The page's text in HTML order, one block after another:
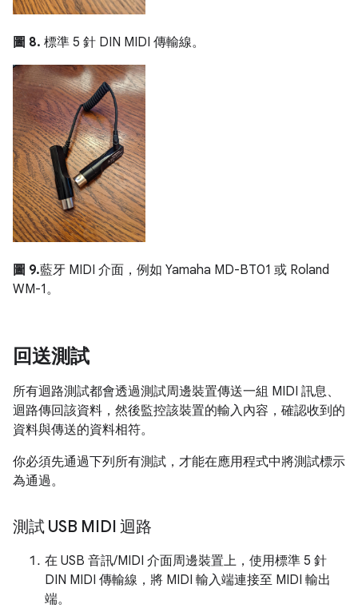
圖 8. 標準 5 針 DIN MIDI 傳輸線。
圖 9.藍牙 MIDI 介面，例如 Yamaha MD-BT01 或 Roland
WM-1。
回送測試
所有迴路測試都會透過測試周邊裝置傳送一組 MIDI 訊息、
迴路傳回該資料，然後監控該裝置的輸入內容，確認收到的
資料與傳送的資料相符。
你必須先通過下列所有測試，才能在應用程式中將測試標示
為通過。
測試 USB MIDI 迴路
在 USB 音訊/MIDI 介面周邊裝置上，使用標準 5 針
DIN MIDI 傳輸線，將 MIDI 輸入端連接至 MIDI 輸出
端。